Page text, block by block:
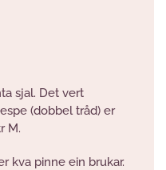
sjal. Det vert
(dobbel tråd) er
M.
kva pinne ein brukar.